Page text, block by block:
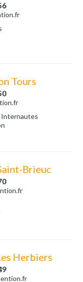
Tours
Internautes
Brieuc
Herbiers